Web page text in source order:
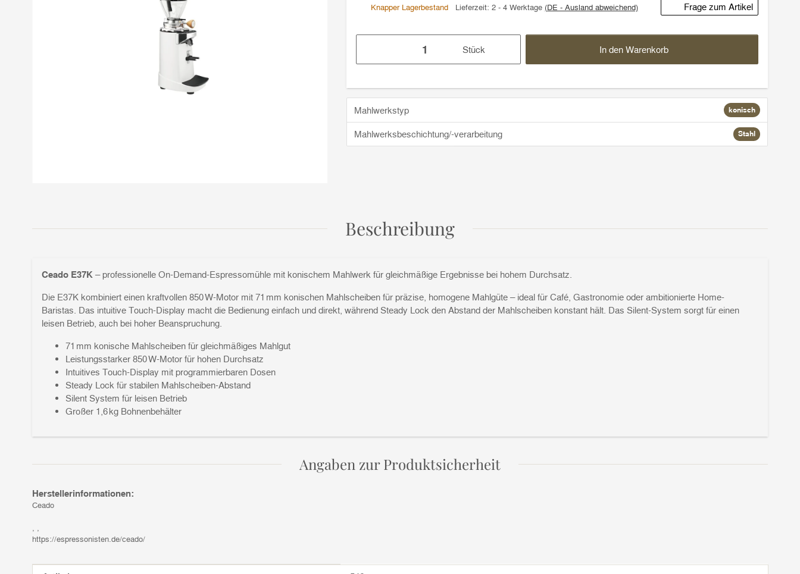
Knapper Lagerbestand
Lieferzeit: 2 - 4 Werktage (DE - Ausland abweichend) Frage zum Artikel
Stück In den Warenkorb
Mahlwerkstyp konisch
Mahlwerksbeschichtung/-verarbeitung Stahl
Beschreibung
Ceado E37K – professionelle On-Demand-Espressomühle mit konischem Mahlwerk für gleichmäßige Ergebnisse bei hohem Durchsatz.
Die E37K kombiniert einen kraftvollen 850 W-Motor mit 71 mm konischen Mahlscheiben für präzise, homogene Mahlgüte – ideal für Café, Gastronomie oder ambitionierte Home-
Baristas. Das intuitive Touch-Display macht die Bedienung einfach und direkt, während Steady Lock den Abstand der Mahlscheiben konstant hält. Das Silent-System sorgt für einen
leisen Betrieb, auch bei hoher Beanspruchung.
71 mm konische Mahlscheiben für gleichmäßiges Mahlgut
Leistungsstarker 850 W-Motor für hohen Durchsatz
Intuitives Touch-Display mit programmierbaren Dosen
Steady Lock für stabilen Mahlscheiben-Abstand
Silent System für leisen Betrieb
Großer 1,6 kg Bohnenbehälter
Angaben zur Produktsicherheit
Herstellerinformationen:
Ceado
https://espressonisten.de/ceado/